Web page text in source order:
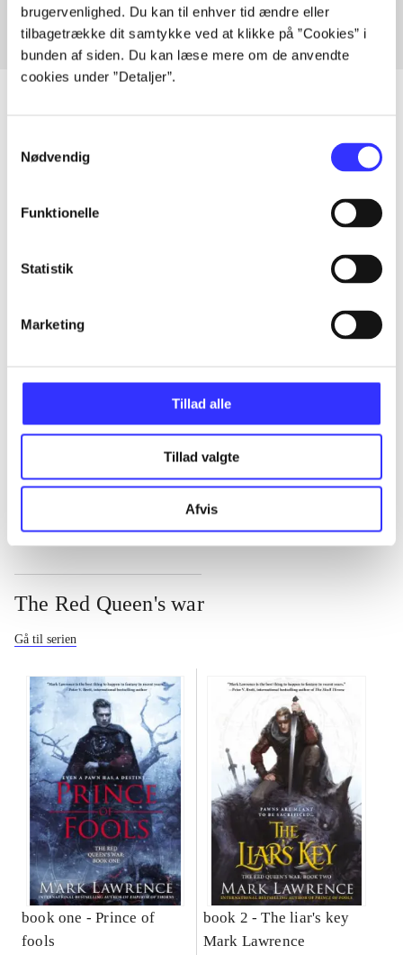
brugervenlighed. Du kan til enhver tid ændre eller
tilbagetrække dit samtykke ved at klikke på ”Cookies” i
bunden af siden. Du kan læse mere om de anvendte
cookies under ”Detaljer”.
Nødvendig
Funktionelle
Statistik
Marketing
Tillad alle
Tillad valgte
Afvis
Artikler
The Red Queen's war
Gå til serien
book one -Prince of
fools
book 2 -The liar's key
Mark Lawrence